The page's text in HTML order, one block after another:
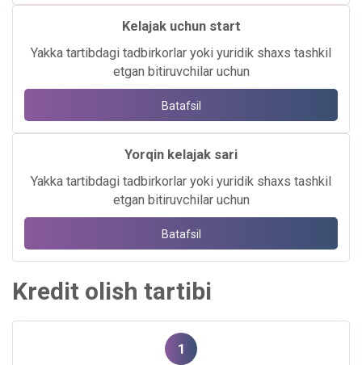
Kelajak uchun start
Yakka tartibdagi tadbirkorlar yoki yuridik shaxs tashkil
etgan bitiruvchilar uchun
Batafsil
Yorqin kelajak sari
Yakka tartibdagi tadbirkorlar yoki yuridik shaxs tashkil
etgan bitiruvchilar uchun
Batafsil
Kredit olish tartibi
1